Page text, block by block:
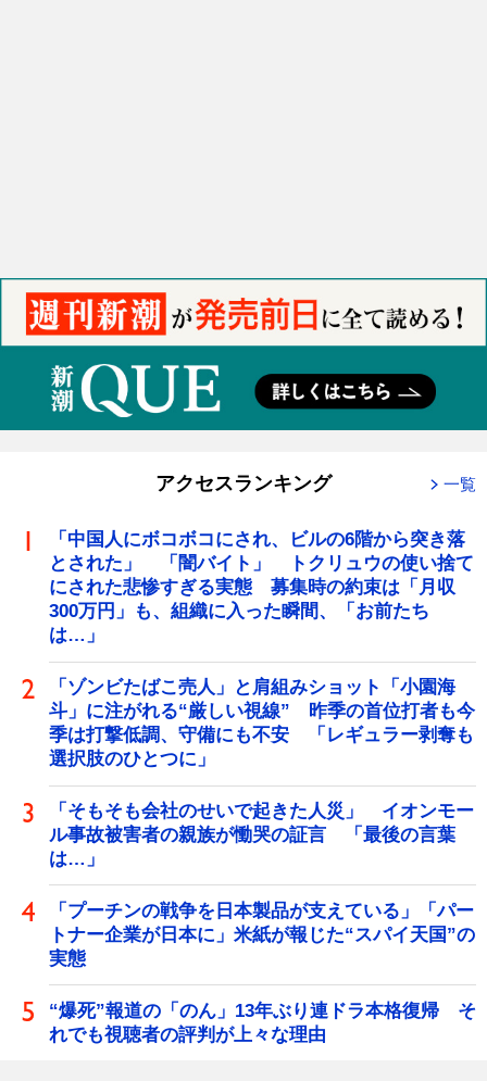
アクセスランキング 一覧
「中国人にボコボコにされ、ビルの6階から突き落
とされた」 「闇バイト」 トクリュウの使い捨て
にされた悲惨すぎる実態 募集時の約束は「月収
300万円」も、組織に入った瞬間、「お前たち
は…」
「ゾンビたばこ売人」と肩組みショット「小園海
斗」に注がれる“厳しい視線” 昨季の首位打者も今
季は打撃低調、守備にも不安 「レギュラー剥奪も
選択肢のひとつに」
「そもそも会社のせいで起きた人災」 イオンモー
ル事故被害者の親族が慟哭の証言 「最後の言葉
は…」
「プーチンの戦争を日本製品が支えている」「パー
トナー企業が日本に」米紙が報じた“スパイ天国”の
実態
“爆死”報道の「のん」13年ぶり連ドラ本格復帰 そ
れでも視聴者の評判が上々な理由